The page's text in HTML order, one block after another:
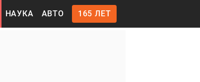
НАУКА АВТО 165 ЛЕТ